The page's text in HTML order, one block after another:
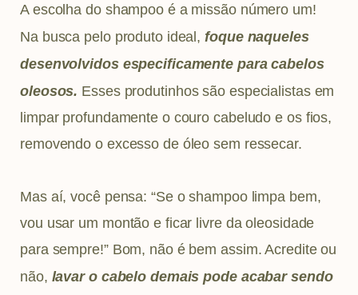
A escolha do shampoo é a missão número um!
Na busca pelo produto ideal, foque naqueles
desenvolvidos especificamente para cabelos
oleosos. Esses produtinhos são especialistas em
limpar profundamente o couro cabeludo e os fios,
removendo o excesso de óleo sem ressecar.
Mas aí, você pensa: “Se o shampoo limpa bem,
vou usar um montão e ficar livre da oleosidade
para sempre!” Bom, não é bem assim. Acredite ou
não, lavar o cabelo demais pode acabar sendo